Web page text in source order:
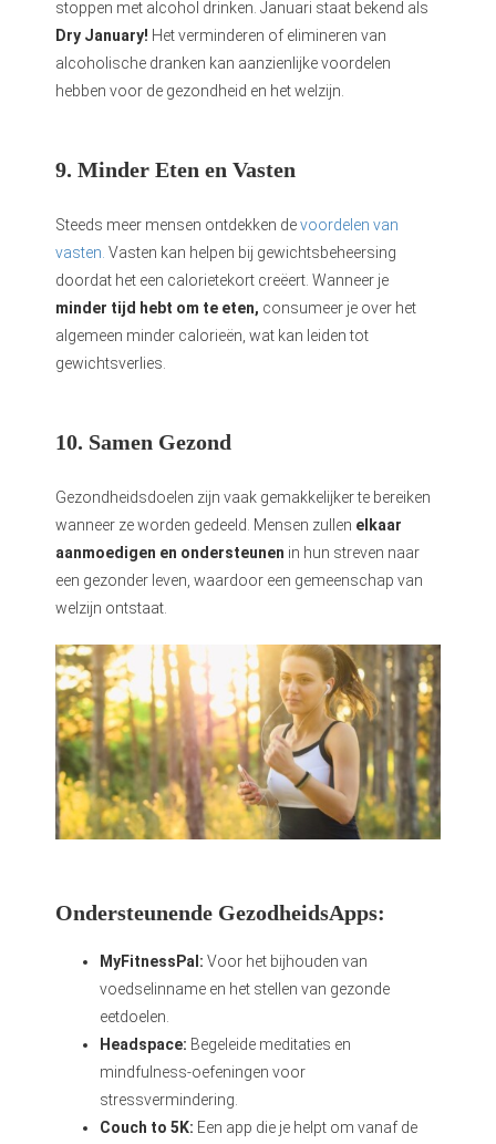
stoppen met alcohol drinken. Januari staat bekend als
Dry January! Het verminderen of elimineren van
alcoholische dranken kan aanzienlijke voordelen
hebben voor de gezondheid en het welzijn.
9. Minder Eten en Vasten
Steeds meer mensen ontdekken devoordelen van
vasten. Vasten kan helpen bij gewichtsbeheersing
doordat het een calorietekort creëert. Wanneer je
minder tijd hebt om te eten, consumeer je over het
algemeen minder calorieën, wat kan leiden tot
gewichtsverlies.
10. Samen Gezond
Gezondheidsdoelen zijn vaak gemakkelijker te bereiken
wanneer ze worden gedeeld. Mensen zullen elkaar
aanmoedigen en ondersteunen in hun streven naar
een gezonder leven, waardoor een gemeenschap van
welzijn ontstaat.
Ondersteunende GezodheidsApps:
MyFitnessPal: Voor het bijhouden van
voedselinname en het stellen van gezonde
eetdoelen.
Headspace: Begeleide meditaties en
mindfulness-oefeningen voor
stressvermindering.
Couch to 5K: Een app die je helpt om vanaf de